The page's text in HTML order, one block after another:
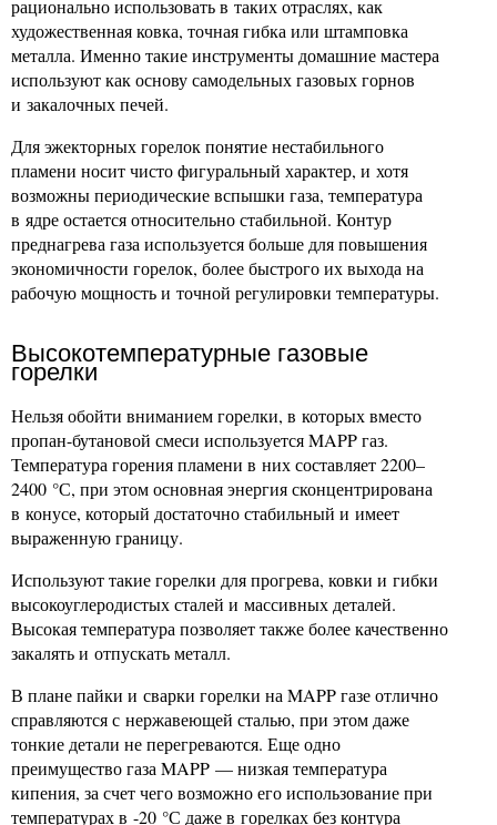
рационально использовать в таких отраслях, как
художественная ковка, точная гибка или штамповка
металла. Именно такие инструменты домашние мастера
используют как основу самодельных газовых горнов
и закалочных печей.
Для эжекторных горелок понятие нестабильного
пламени носит чисто фигуральный характер, и хотя
возможны периодические вспышки газа, температура
в ядре остается относительно стабильной. Контур
преднагрева газа используется больше для повышения
экономичности горелок, более быстрого их выхода на
рабочую мощность и точной регулировки температуры.
Высокотемпературные газовые
горелки
Нельзя обойти вниманием горелки, в которых вместо
пропан-бутановой смеси используется MAPP газ.
Температура горения пламени в них составляет 2200–
2400 °С, при этом основная энергия сконцентрирована
в конусе, который достаточно стабильный и имеет
выраженную границу.
Используют такие горелки для прогрева, ковки и гибки
высокоуглеродистых сталей и массивных деталей.
Высокая температура позволяет также более качественно
закалять и отпускать металл.
В плане пайки и сварки горелки на MAPP газе отлично
справляются с нержавеющей сталью, при этом даже
тонкие детали не перегреваются. Еще одно
преимущество газа MAPP — низкая температура
кипения, за счет чего возможно его использование при
температурах в -20 °С даже в горелках без контура